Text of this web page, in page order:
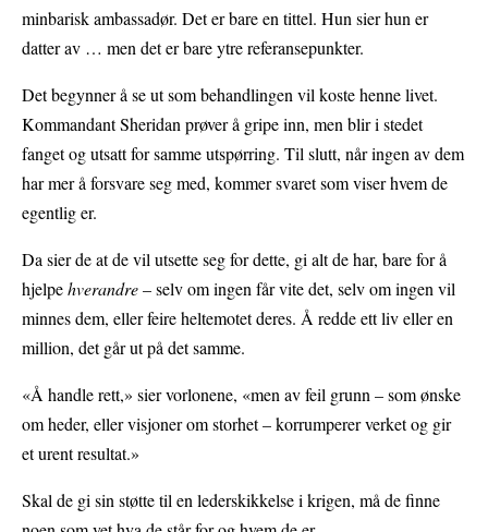
minbarisk ambassadør. Det er bare en tittel. Hun sier hun er
datter av … men det er bare ytre referansepunkter.
Det begynner å se ut som behandlingen vil koste henne livet.
Kommandant Sheridan prøver å gripe inn, men blir i stedet
fanget og utsatt for samme utspørring. Til slutt, når ingen av dem
har mer å forsvare seg med, kommer svaret som viser hvem de
egentlig er.
Da sier de at de vil utsette seg for dette, gi alt de har, bare for å
hjelpehverandre– selv om ingen får vite det, selv om ingen vil
minnes dem, eller feire heltemotet deres. Å redde ett liv eller en
million, det går ut på det samme.
«Å handle rett,» sier vorlonene, «men av feil grunn – som ønske
om heder, eller visjoner om storhet – korrumperer verket og gir
et urent resultat.»
Skal de gi sin støtte til en lederskikkelse i krigen, må de finne